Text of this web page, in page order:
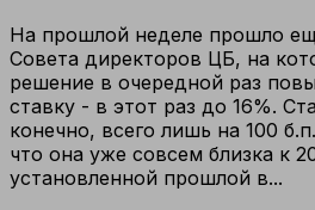
На прошлой неделе прошло
Совета директоров ЦБ, на
решение в очередной раз
ставку - в этот раз до 16%.
конечно, всего лишь на 100
что она уже совсем близка к
установленной прошлой в...